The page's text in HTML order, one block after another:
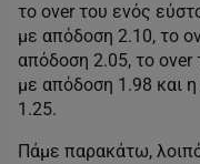
το over του ενός
με απόδοση 2.10, το
απόδοση 2.05, το over
με απόδοση 1.98 και
1.25.
Πάμε παρακάτω,